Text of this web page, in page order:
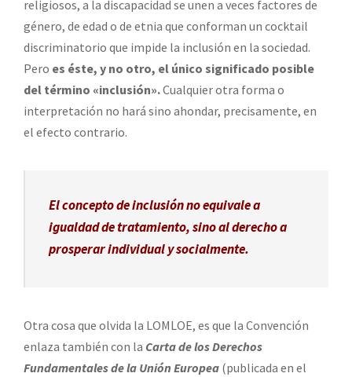
religiosos, a la discapacidad se unen a veces factores de
género, de edad o de etnia que conforman un cocktail
discriminatorio que impide la inclusión en la sociedad.
Pero es éste, y no otro, el único significado posible
del término «inclusión».Cualquier otra forma o
interpretación no hará sino ahondar, precisamente, en
el efecto contrario.
El concepto de inclusión no equivale a
igualdad de tratamiento, sino al derecho a
prosperar individual y socialmente.
Otra cosa que olvida la LOMLOE, es que la Convención
enlaza también con la Carta de los Derechos
Fundamentales de la Unión Europea (publicada en el